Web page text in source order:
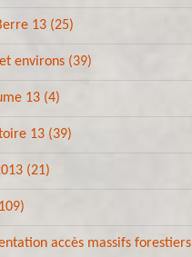
13 (25)
environs (39)
13 (4)
13 (39)
(21)
accès massifs forestiers